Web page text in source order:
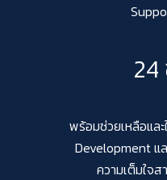
24
พร้อมช่วยเหลือแล
Development แ
ความเต็มใจ